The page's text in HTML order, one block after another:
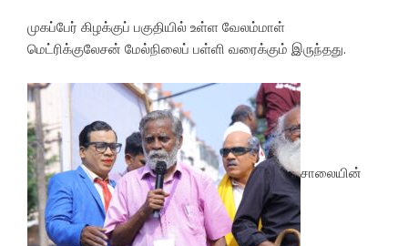
முகப்பேர் கிழக்குப் பகுதியில் உள்ள வேலம்மாள்
மெட்ரிக்குலேசன் மேல்நிலைப் பள்ளி வரைக்கும் இருந்தது.
சாலையின்